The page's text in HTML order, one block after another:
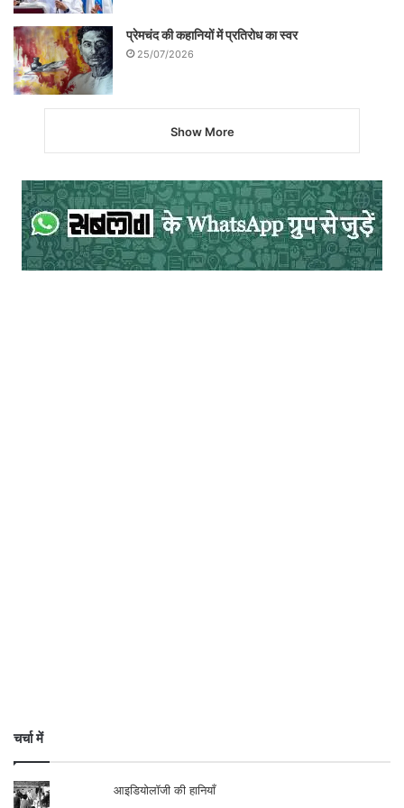
अमरीका और इजराइल की रणनीतिक साझीदारी